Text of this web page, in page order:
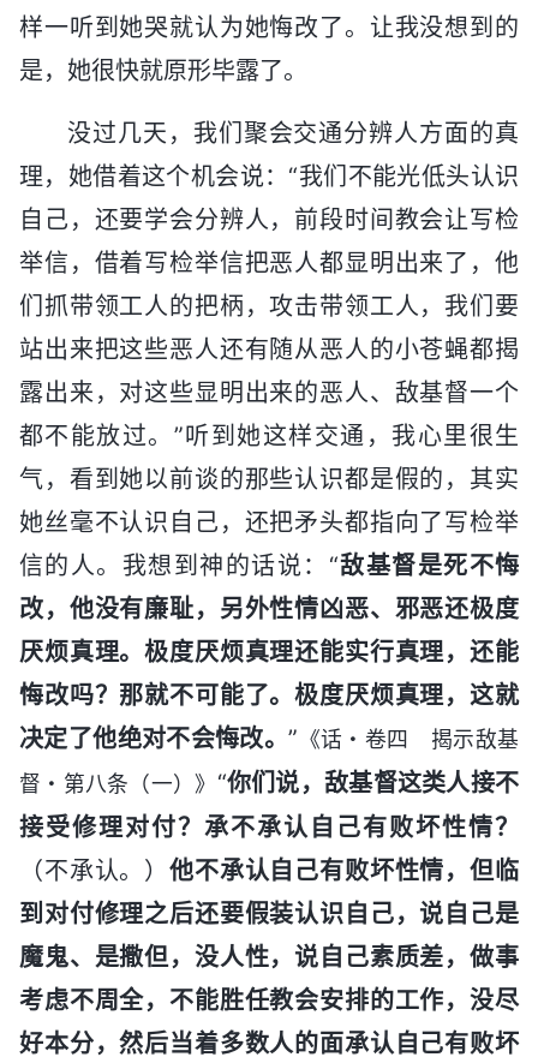
样一听到她哭就认为她悔改了。让我没想到的
是，她很快就原形毕露了。
没过几天，我们聚会交通分辨人方面的真
理，她借着这个机会说：“我们不能光低头认识
自己，还要学会分辨人，前段时间教会让写检
举信，借着写检举信把恶人都显明出来了，他
们抓带领工人的把柄，攻击带领工人，我们要
站出来把这些恶人还有随从恶人的小苍蝇都揭
露出来，对这些显明出来的恶人、敌基督一个
都不能放过。”听到她这样交通，我心里很生
气，看到她以前谈的那些认识都是假的，其实
她丝毫不认识自己，还把矛头都指向了写检举
信的人。我想到神的话说：“敌基督是死不悔
改，他没有廉耻，另外性情凶恶、邪恶还极度
厌烦真理。极度厌烦真理还能实行真理，还能
悔改吗？那就不可能了。极度厌烦真理，这就
决定了他绝对不会悔改。” 《话・卷四 揭示敌基
督・第八条（一）》 “你们说，敌基督这类人接不
接受修理对付？承不承认自己有败坏性情？
（不承认。）他不承认自己有败坏性情，但临
到对付修理之后还要假装认识自己，说自己是
魔鬼、是撒但，没人性，说自己素质差，做事
考虑不周全，不能胜任教会安排的工作，没尽
好本分，然后当着多数人的面承认自己有败坏